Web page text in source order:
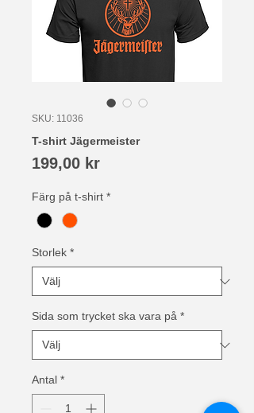
SKU: 11036
T-shirt Jägermeister
199,00 krPris
Färg på t-shirt *
Storlek *
Sida som trycket ska vara på *
Antal *